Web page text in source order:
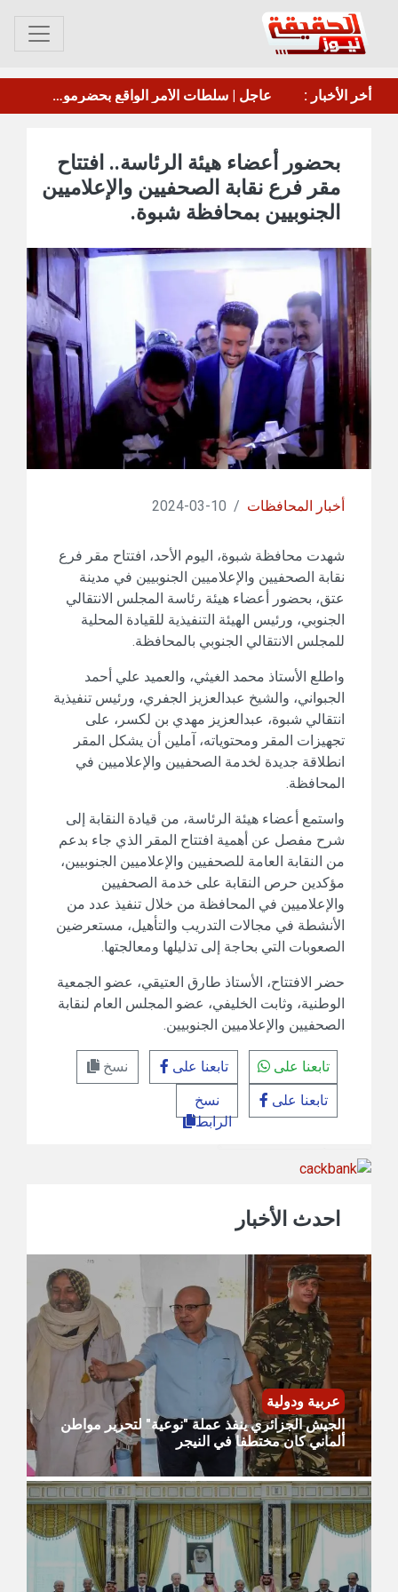
أخر الأخبار : إخماد حريق في منشأة تابعة لأرامكو السعودية بجيزان
بحضور أعضاء هيئة الرئاسة.. افتتاح
مقر فرع نقابة الصحفيين والإعلاميين
الجنوبيين بمحافظة شبوة.
أخبار المحافظات /
10-03-2024
شهدت محافظة شبوة، اليوم الأحد، افتتاح مقر فرع
نقابة الصحفيين والإعلاميين الجنوبيين في مدينة
عتق، بحضور أعضاء هيئة رئاسة المجلس الانتقالي
الجنوبي، ورئيس الهيئة التنفيذية للقيادة المحلية
للمجلس الانتقالي الجنوبي بالمحافظة.
واطلع الأستاذ محمد الغيثي، والعميد علي أحمد
الجبواني، والشيخ عبدالعزيز الجفري، ورئيس تنفيذية
انتقالي شبوة، عبدالعزيز مهدي بن لكسر، على
تجهيزات المقر ومحتوياته، آملين أن يشكل المقر
انطلاقة جديدة لخدمة الصحفيين والإعلاميين في
المحافظة.
واستمع أعضاء هيئة الرئاسة، من قيادة النقابة إلى
شرح مفصل عن أهمية افتتاح المقر الذي جاء بدعم
من النقابة العامة للصحفيين والإعلاميين الجنوبيين،
مؤكدين حرص النقابة على خدمة الصحفيين
والإعلاميين في المحافظة من خلال تنفيذ عدد من
الأنشطة في مجالات التدريب والتأهيل، مستعرضين
الصعوبات التي بحاجة إلى تذليلها ومعالجتها.
حضر الافتتاح، الأستاذ طارق العتيقي، عضو الجمعية
الوطنية، وثابت الخليفي، عضو المجلس العام لنقابة
الصحفيين والإعلاميين الجنوبيين.
تابعنا على تابعنا على
نسخ
تابعنا على
نسخ
الرابط
احدث الأخبار
عربية ودولية
الجيش الجزائري ينفذ عملة "نوعية" لتحرير مواطن
ألماني كان مختطفا في النيجر